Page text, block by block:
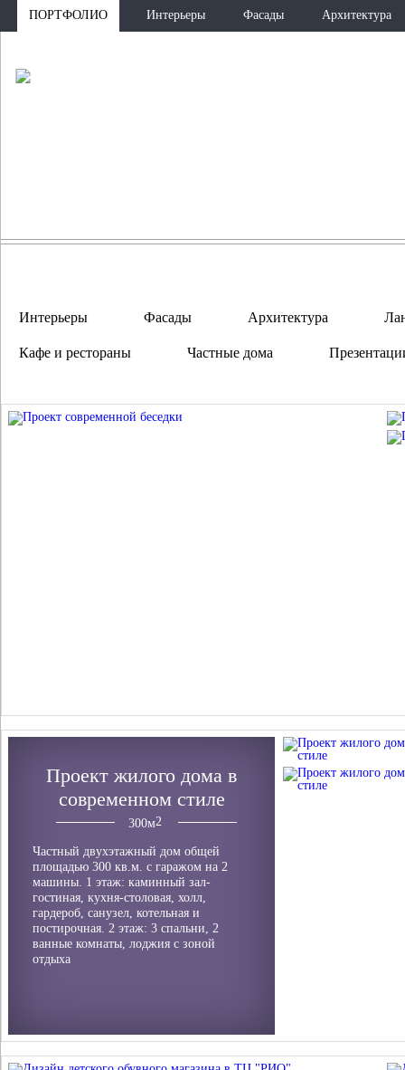
ПОРТФОЛИО Интерьеры Фасады Архитектура
Интерьеры Фасады Архитектура
Кафе и рестораны Частные дома
Проект жилого дома в
современном стиле
300м
Частный двухэтажный дом общей
площадью 300 кв.м. с гаражом на 2
машины. 1 этаж: каминный зал-
гостиная, кухня-столовая, холл,
гардероб, санузел, котельная и
постирочная. 2 этаж: 3 спальни, 2
ванные комнаты, лоджия с зоной
отдыха